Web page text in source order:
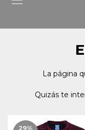
La página
Quizás te
29%